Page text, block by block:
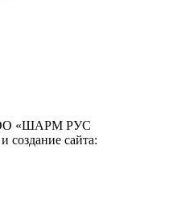
«ШАРМ РУС
создание сайта: